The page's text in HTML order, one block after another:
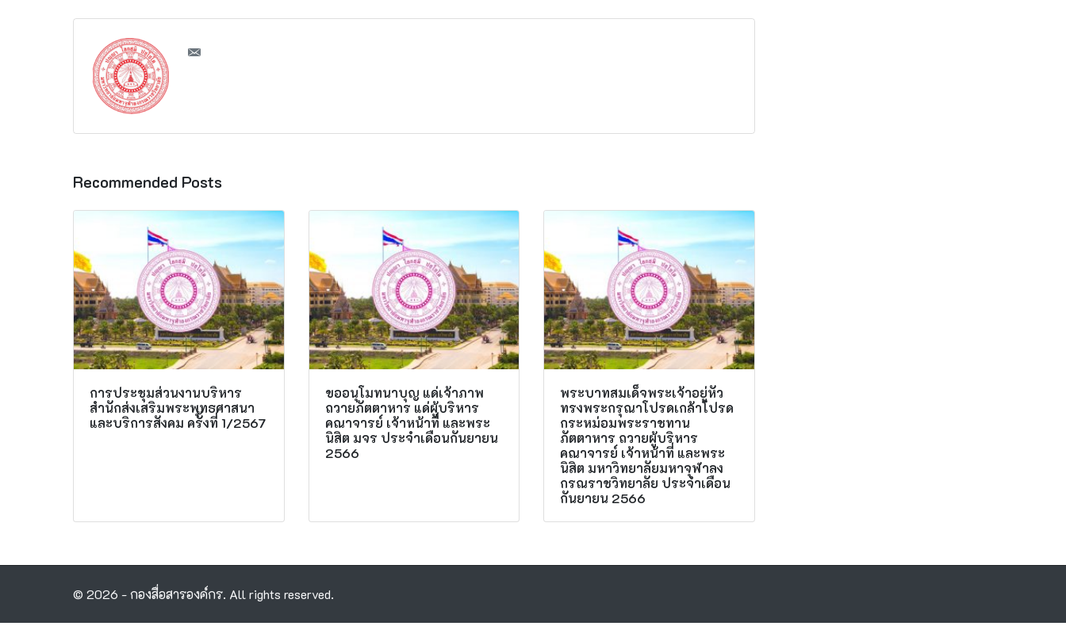
Recommended Posts
การประชุมส่วนงานบริหาร
สำนักส่งเสริมพระพุทธศาสนา
และบริการสังคม ครั้งที่ 1/2567
ขออนุโมทนาบุญ แด่เจ้าภาพ
ถวายภัตตาหาร แด่ผู้บริหาร
คณาจารย์ เจ้าหน้าที่ และพระ
นิสิต มจร ประจำเดือนกันยายน
2566
พระบาทสมเด็จพระเจ้าอยู่หัว
ทรงพระกรุณาโปรดเกล้าโปรด
กระหม่อมพระราชทาน
ภัตตาหาร ถวายผู้บริหาร
คณาจารย์ เจ้าหน้าที่ และพระ
นิสิต มหาวิทยาลัยมหาจุฬาลง
กรณราชวิทยาลัย ประจำเดือน
กันยายน 2566
© 2026 - กองสื่อสารองค์กร. All rights reserved.